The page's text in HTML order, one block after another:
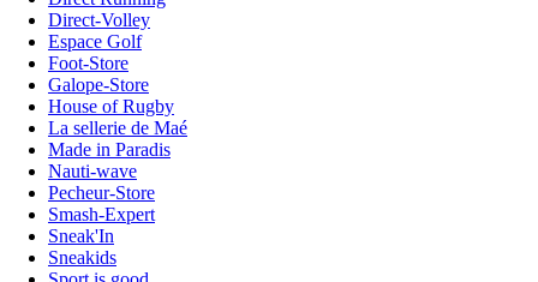
Direct-Volley
Espace Golf
Foot-Store
Galope-Store
House of Rugby
La sellerie de Maé
Made in Paradis
Nauti-wave
Pecheur-Store
Smash-Expert
Sneak'In
Sneakids